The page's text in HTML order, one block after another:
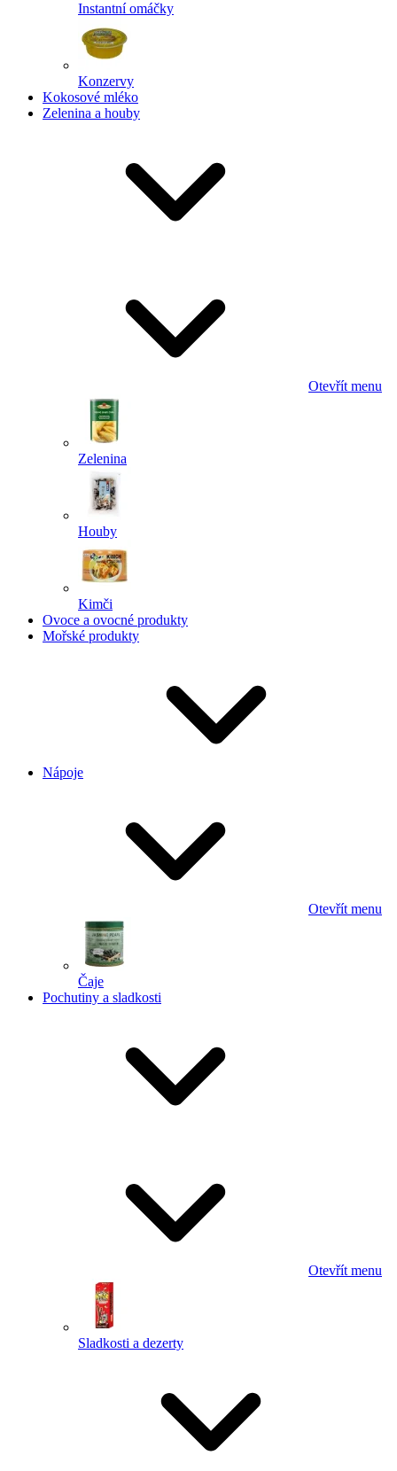
Instantní omáčky
Konzervy
Kokosové mléko
Zelenina a houby
Otevřít menu
Zelenina
Houby
Kimči
Ovoce a ovocné produkty
Mořské produkty
Nápoje
Otevřít menu
Čaje
Pochutiny a sladkosti
Otevřít menu
Sladkosti a dezerty